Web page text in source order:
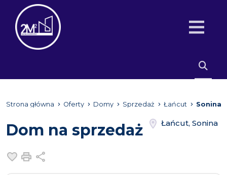
Strona główna Oferty Domy Sprzedaż Łańcut Sonina
Dom na sprzedaż Łańcut, Sonina
Dodaj do ulubionych
Drukuj